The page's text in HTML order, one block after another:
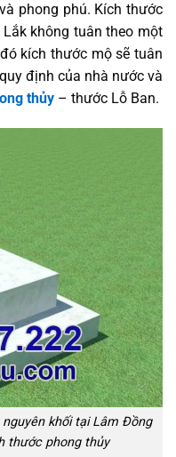
phong phú. Kích thước
không tuân theo một
kích thước mộ sẽ tuân
định của nhà nước và
thủy – thước Lỗ Ban.
khối tại Lâm Đồng
thước phong thủy